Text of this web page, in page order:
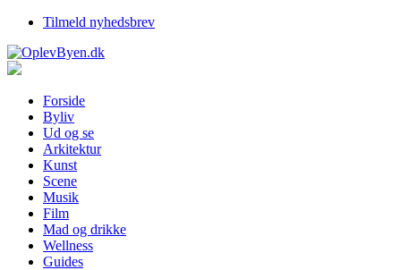
Tilmeld nyhedsbrev
Forside
Byliv
Ud og se
Arkitektur
Kunst
Scene
Musik
Film
Mad og drikke
Wellness
Guides